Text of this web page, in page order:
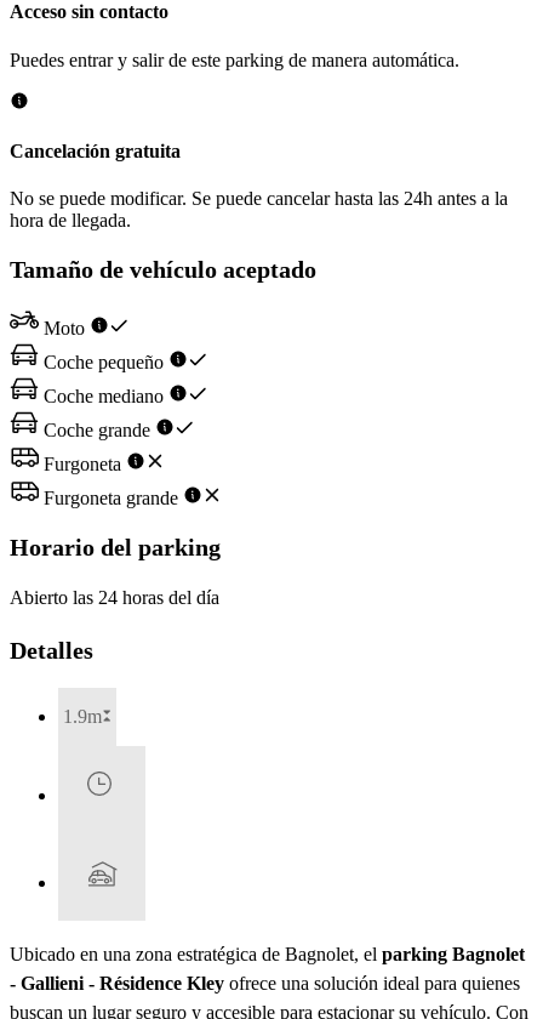
Acceso sin contacto
Puedes entrar y salir de este parking de manera automática.
Cancelación gratuita
No se puede modificar. Se puede cancelar hasta las 24h antes a la
hora de llegada.
Tamaño de vehículo aceptado
Moto
Coche pequeño
Coche mediano
Coche grande
Furgoneta
Furgoneta grande
Horario del parking
Abierto las 24 horas del día
Detalles
1.9m
Ubicado en una zona estratégica de Bagnolet, el parking Bagnolet
- Gallieni - Résidence Kley ofrece una solución ideal para quienes
buscan un lugar seguro y accesible para estacionar su vehículo. Con